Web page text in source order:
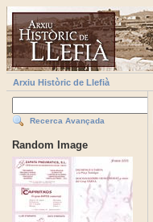
Arxiu Històric de Llefià
Recerca Avançada
Random Image